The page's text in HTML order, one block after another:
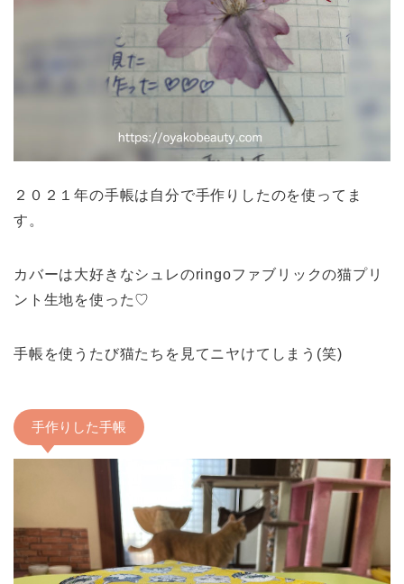
２０２１年の手帳は自分で手作りしたのを使ってま
す。
カバーは大好きなシュレのringoファブリックの猫プリ
ント生地を使った♡
手帳を使うたび猫たちを見てニヤけてしまう(笑)
手作りした手帳